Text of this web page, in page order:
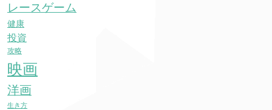
レースゲーム
健康
投資
攻略
映画
洋画
生き方